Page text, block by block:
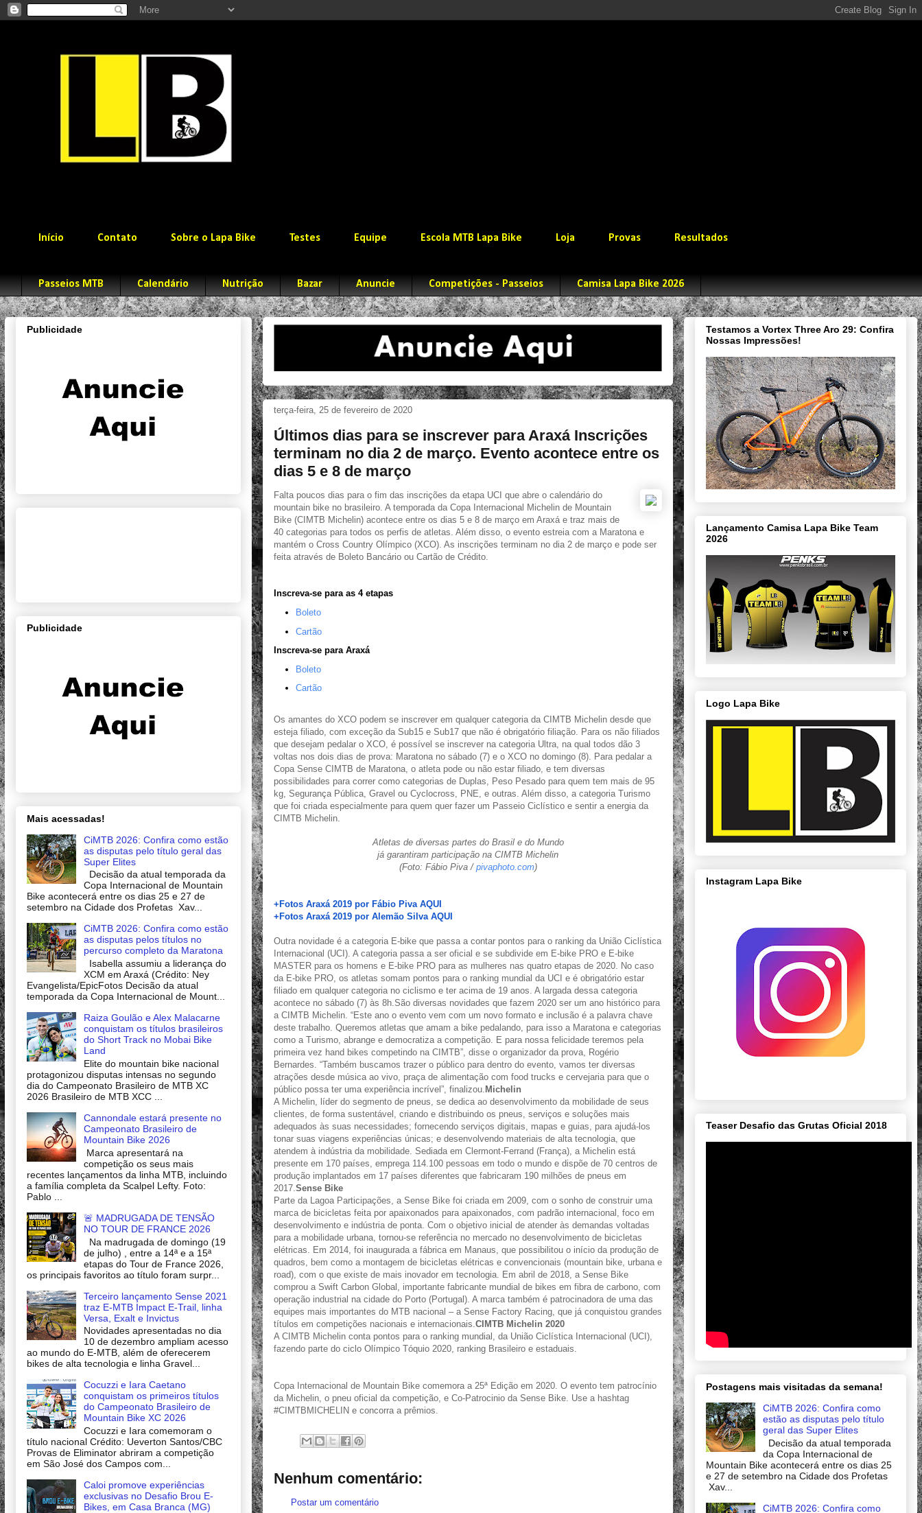
Início Contato Sobre o Lapa Bike Testes Equipe Escola MTB Lapa Bike Loja Provas Resultados
Passeios MTB Calendário Nutrição Bazar Anuncie Competições - Passeios Camisa Lapa Bike 2026
terça-feira, 25 de fevereiro de 2020
Últimos dias para se inscrever para Araxá Inscrições
terminam no dia 2 de março. Evento acontece entre os
dias 5 e 8 de março
Falta poucos dias para o fim das inscrições da etapa UCI que abre o calendário do
mountain bike no brasileiro. A temporada da Copa Internacional Michelin de Mountain
Bike (CIMTB Michelin) acontece entre os dias 5 e 8 de março em Araxá e traz mais de
40 categorias para todos os perfis de atletas. Além disso, o evento estreia com a Maratona e
mantém o Cross Country Olímpico (XCO). As inscrições terminam no dia 2 de março e pode ser
feita através de Boleto Bancário ou Cartão de Crédito.
Inscreva-se para as 4 etapas
Boleto
Cartão
Inscreva-se para Araxá
Boleto
Cartão
Os amantes do XCO podem se inscrever em qualquer categoria da CIMTB Michelin desde que
esteja filiado, com exceção da Sub15 e Sub17 que não é obrigatório filiação. Para os não filiados
que desejam pedalar o XCO, é possível se inscrever na categoria Ultra, na qual todos dão 3
voltas nos dois dias de prova: Maratona no sábado (7) e o XCO no domingo (8). Para pedalar a
Copa Sense CIMTB de Maratona, o atleta pode ou não estar filiado, e tem diversas
possibilidades para correr como categorias de Duplas, Peso Pesado para quem tem mais de 95
kg, Segurança Pública, Gravel ou Cyclocross, PNE, e outras. Além disso, a categoria Turismo
que foi criada especialmente para quem quer fazer um Passeio Ciclístico e sentir a energia da
CIMTB Michelin.
Atletas de diversas partes do Brasil e do Mundo
já garantiram participação na CIMTB Michelin
(Foto: Fábio Piva / pivaphoto.com)
+Fotos Araxá 2019 por Fábio Piva AQUI
+Fotos Araxá 2019 por Alemão Silva AQUI
Outra novidade é a categoria E-bike que passa a contar pontos para o ranking da União Ciclística
Internacional (UCI). A categoria passa a ser oficial e se subdivide em E-bike PRO e E-bike
MASTER para os homens e E-bike PRO para as mulheres nas quatro etapas de 2020. No caso
da E-bike PRO, os atletas somam pontos para o ranking mundial da UCI e é obrigatório estar
filiado em qualquer categoria no ciclismo e ter acima de 19 anos. A largada dessa categoria
acontece no sábado (7) às 8h. São diversas novidades que fazem 2020 ser um ano histórico para
a CIMTB Michelin. “Este ano o evento vem com um novo formato e inclusão é a palavra chave
deste trabalho. Queremos atletas que amam a bike pedalando, para isso a Maratona e categorias
como a Turismo, abrange e democratiza a competição. E para nossa felicidade teremos pela
primeira vez hand bikes competindo na CIMTB”, disse o organizador da prova, Rogério
Bernardes. “Também buscamos trazer o público para dentro do evento, vamos ter diversas
atrações desde música ao vivo, praça de alimentação com food trucks e cervejaria para que o
público possa ter uma experiência incrível”, finalizou. Michelin
A Michelin, líder do segmento de pneus, se dedica ao desenvolvimento da mobilidade de seus
clientes, de forma sustentável, criando e distribuindo os pneus, serviços e soluções mais
adequados às suas necessidades; fornecendo serviços digitais, mapas e guias, para ajudá-los
tonar suas viagens experiências únicas; e desenvolvendo materiais de alta tecnologia, que
atendem à indústria da mobilidade. Sediada em Clermont-Ferrand (França), a Michelin está
presente em 170 países, emprega 114.100 pessoas em todo o mundo e dispõe de 70 centros de
produção implantados em 17 países diferentes que fabricaram 190 milhões de pneus em
2017. Sense Bike
Parte da Lagoa Participações, a Sense Bike foi criada em 2009, com o sonho de construir uma
marca de bicicletas feita por apaixonados para apaixonados, com padrão internacional, foco em
desenvolvimento e indústria de ponta. Com o objetivo inicial de atender às demandas voltadas
para a mobilidade urbana, tornou-se referência no mercado no desenvolvimento de bicicletas
elétricas. Em 2014, foi inaugurada a fábrica em Manaus, que possibilitou o início da produção de
quadros, bem como a montagem de bicicletas elétricas e convencionais (mountain bike, urbana e
road), com o que existe de mais inovador em tecnologia. Em abril de 2018, a Sense Bike
comprou a Swift Carbon Global, importante fabricante mundial de bikes em fibra de carbono, com
operação industrial na cidade do Porto (Portugal). A marca também é patrocinadora de uma das
equipes mais importantes do MTB nacional – a Sense Factory Racing, que já conquistou grandes
títulos em competições nacionais e internacionais. CIMTB Michelin 2020
A CIMTB Michelin conta pontos para o ranking mundial, da União Ciclística Internacional (UCI),
fazendo parte do ciclo Olímpico Tóquio 2020, ranking Brasileiro e estaduais.
Copa Internacional de Mountain Bike comemora a 25ª Edição em 2020. O evento tem patrocínio
da Michelin, o pneu oficial da competição, e Co-Patrocinio da Sense Bike. Use a hashtag
#CIMTBMICHELIN e concorra a prêmios.
Nenhum comentário:
Postar um comentário
Publicidade
Publicidade
Mais acessadas!
CiMTB 2026: Confira como estão
as disputas pelo título geral das
Super Elites
Decisão da atual temporada da
Copa Internacional de Mountain
Bike acontecerá entre os dias 25 e 27 de
setembro na Cidade dos Profetas Xav...
CiMTB 2026: Confira como estão
as disputas pelos títulos no
percurso completo da Maratona
Isabella assumiu a liderança do
XCM em Araxá (Crédito: Ney
Evangelista/EpicFotos Decisão da atual
temporada da Copa Internacional de Mount...
Raiza Goulão e Alex Malacarne
conquistam os títulos brasileiros
do Short Track no Mobai Bike
Land
Elite do mountain bike nacional
protagonizou disputas intensas no segundo
dia do Campeonato Brasileiro de MTB XC
2026 Brasileiro de MTB XCC ...
Cannondale estará presente no
Campeonato Brasileiro de
Mountain Bike 2026
Marca apresentará na
competição os seus mais
recentes lançamentos da linha MTB, incluindo
a família completa da Scalpel Lefty. Foto:
Pablo ...
🚨 MADRUGADA DE TENSÃO
NO TOUR DE FRANCE 2026
Na madrugada de domingo (19
de julho) , entre a 14ª e a 15ª
etapas do Tour de France 2026,
os principais favoritos ao título foram surpr...
Terceiro lançamento Sense 2021
traz E-MTB Impact E-Trail, linha
Versa, Exalt e Invictus
Novidades apresentadas no dia
10 de dezembro ampliam acesso
ao mundo do E-MTB, além de oferecerem
bikes de alta tecnologia e linha Gravel...
Cocuzzi e Iara Caetano
conquistam os primeiros títulos
do Campeonato Brasileiro de
Mountain Bike XC 2026
Cocuzzi e Iara comemoram o
título nacional Crédito: Ueverton Santos/CBC
Provas de Eliminator abriram a competição
em São José dos Campos com...
Caloi promove experiências
exclusivas no Desafio Brou E-
Bikes, em Casa Branca (MG)
Testamos a Vortex Three Aro 29: Confira
Nossas Impressões!
Lançamento Camisa Lapa Bike Team
2026
Logo Lapa Bike
Instagram Lapa Bike
Teaser Desafio das Grutas Oficial 2018
Postagens mais visitadas da semana!
CiMTB 2026: Confira como
estão as disputas pelo título
geral das Super Elites
Decisão da atual temporada
da Copa Internacional de
Mountain Bike acontecerá entre os dias 25
e 27 de setembro na Cidade dos Profetas
Xav...
CiMTB 2026: Confira como